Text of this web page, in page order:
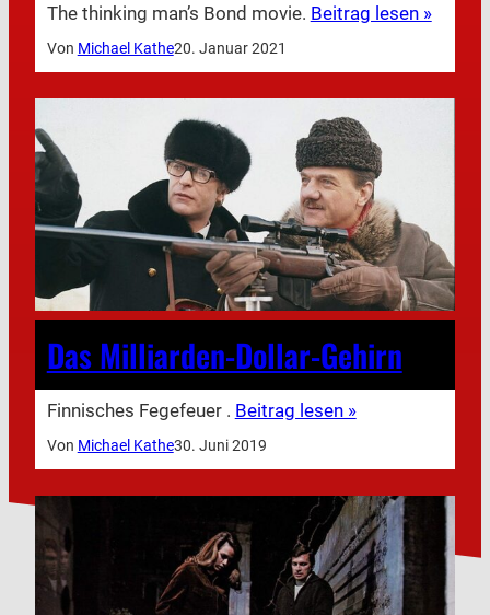
The thinking man’s Bond movie. Beitrag lesen »
Von Michael Kathe20. Januar 2021
Das Milliarden-Dollar-Gehirn
Finnisches Fegefeuer . Beitrag lesen »
Von Michael Kathe30. Juni 2019